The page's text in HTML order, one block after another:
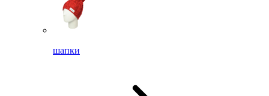
шапки